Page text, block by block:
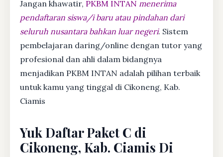
Jangan khawatir, PKBM INTAN menerima
pendaftaran siswa/i baru atau pindahan dari
seluruh nusantara bahkan luar negeri. Sistem
pembelajaran daring/online dengan tutor yang
profesional dan ahli dalam bidangnya
menjadikan PKBM INTAN adalah pilihan terbaik
untuk kamu yang tinggal di Cikoneng, Kab.
Ciamis
Yuk Daftar Paket C di
Cikoneng, Kab. Ciamis Di